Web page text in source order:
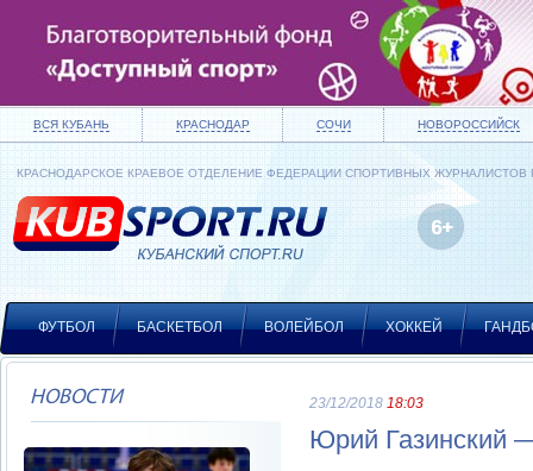
ВСЯ КУБАНЬ КРАСНОДАР СОЧИ НОВОРОССИЙСК
КРАСНОДАРСКОЕ КРАЕВОЕ ОТДЕЛЕНИЕ ФЕДЕРАЦИИ СПОРТИВНЫХ ЖУРНАЛИСТОВ
ФУТБОЛ БАСКЕТБОЛ ВОЛЕЙБОЛ ХОККЕЙ
НОВОСТИ 23/12/2018 18:03
Юрий Газинский